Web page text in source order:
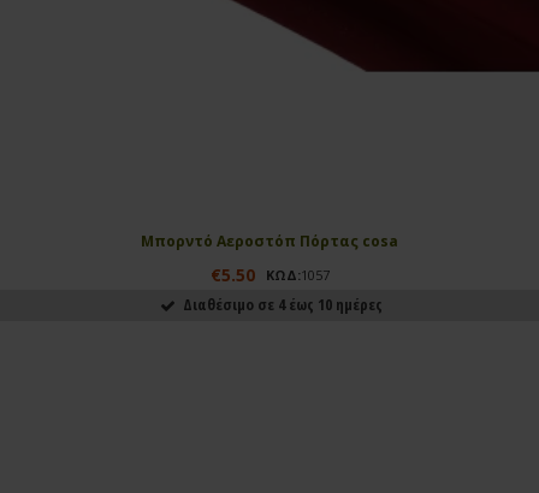
Μπορντό Αεροστόπ Πόρτας cosa
€5.50 ΚΩΔ:1057
Διαθέσιμο σε 4 έως 10 ημέρες